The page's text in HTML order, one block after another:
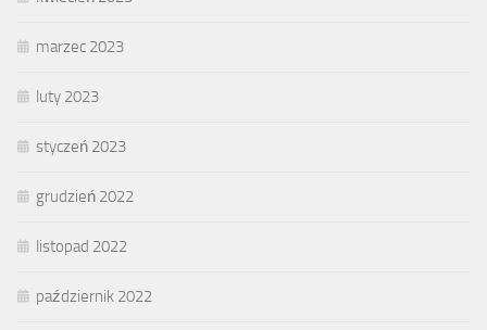
marzec 2023
luty 2023
styczeń 2023
grudzień 2022
listopad 2022
październik 2022